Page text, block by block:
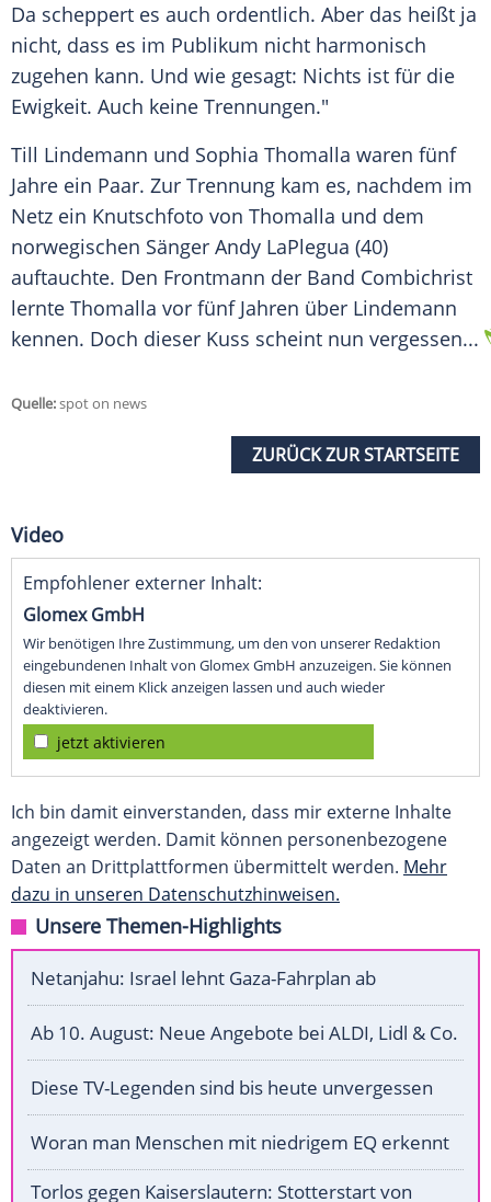
Da scheppert es auch ordentlich. Aber das heißt ja
nicht, dass es im Publikum nicht harmonisch
zugehen kann. Und wie gesagt: Nichts ist für die
Ewigkeit. Auch keine Trennungen."
Till Lindemann und Sophia Thomalla waren fünf
Jahre ein Paar. Zur Trennung kam es, nachdem im
Netz ein Knutschfoto von Thomalla und dem
norwegischen Sänger Andy LaPlegua (40)
auftauchte. Den Frontmann der Band Combichrist
lernte Thomalla vor fünf Jahren über Lindemann
kennen. Doch dieser Kuss scheint nun vergessen...
Quelle:spot on news
ZURÜCK ZUR STARTSEITE
Video
Empfohlener externer Inhalt:
Glomex GmbH
Wir benötigen Ihre Zustimmung, um den von unserer Redaktion
eingebundenen Inhalt von Glomex GmbH anzuzeigen. Sie können
diesen mit einem Klick anzeigen lassen und auch wieder
deaktivieren.
jetzt aktivieren
Ich bin damit einverstanden, dass mir externe Inhalte
angezeigt werden. Damit können personenbezogene
Daten an Drittplattformen übermittelt werden. Mehr
dazu in unseren Datenschutzhinweisen.
Unsere Themen-Highlights
Netanjahu: Israel lehnt Gaza-Fahrplan ab
Ab 10. August: Neue Angebote bei ALDI, Lidl & Co.
Diese TV-Legenden sind bis heute unvergessen
Woran man Menschen mit niedrigem EQ erkennt
Torlos gegen Kaiserslautern: Stotterstart von